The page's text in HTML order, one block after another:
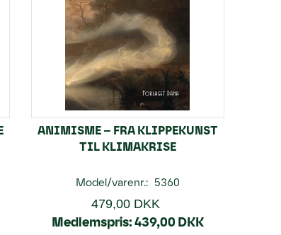
ANIMISME – FRA KLIPPEKUNST
TIL KLIMAKRISE
Model/varenr.: 5360
479,00 DKK
Medlemspris:439,00 DKK